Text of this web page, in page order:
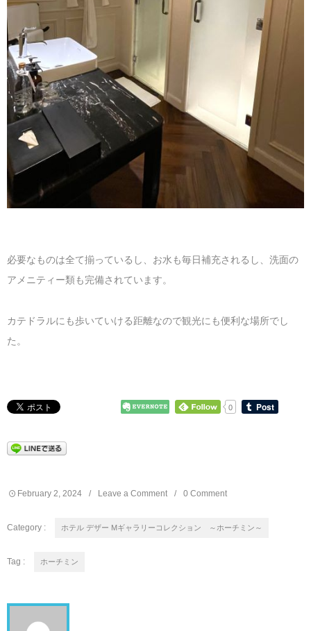
必要なものは全て揃っているし、お水も毎日補充されるし、洗面の
アメニティー類も完備されています。
カテドラルにも歩いていける距離なので観光にも便利な場所でし
た。
0
February 2 2024 Leave a Comment 0 Comment
Category : ホテル デザー Mギャラリーコレクション ～ホーチミン～
Tag : ホーチミン